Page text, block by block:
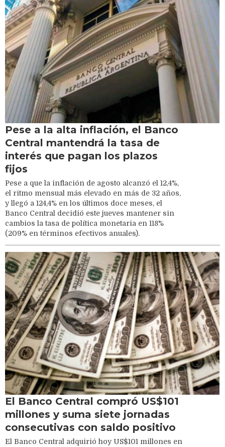
Pese a la alta inflación, el Banco
Central mantendrá la tasa de
interés que pagan los plazos
fijos
Pese a que la inflación de agosto alcanzó el 12,4%,
el ritmo mensual más elevado en más de 32 años,
y llegó a 124,4% en los últimos doce meses, el
Banco Central decidió este jueves mantener sin
cambios la tasa de política monetaria en 118%
(209% en términos efectivos anuales).
El Banco Central compró US$101
millones y suma siete jornadas
consecutivas con saldo positivo
El Banco Central adquirió hoy US$101 millones en